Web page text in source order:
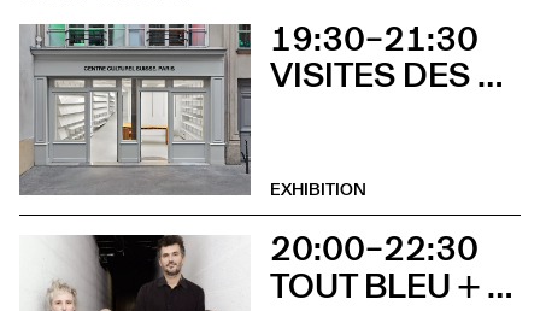
19:30–21:30
VISITES DES EXPOSITIONS ET DÉCOUVERTE DU BÂTIMENT
EXHIBITION
20:00–22:30
TOUT BLEU + SOCIÉTÉ ÉTRANGE